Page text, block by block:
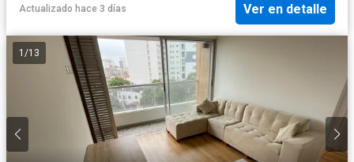
Actualizado hace 3 días Ver en detalle
1 /13